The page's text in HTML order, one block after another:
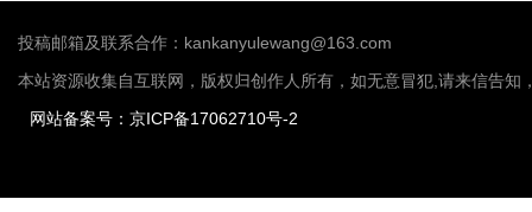
投稿邮箱及联系合作：kankanyulewang@163.com
本站资源收集自互联网，版权归创作人所有，如无意冒犯,请来信告知
网站备案号：京ICP备17062710号-2